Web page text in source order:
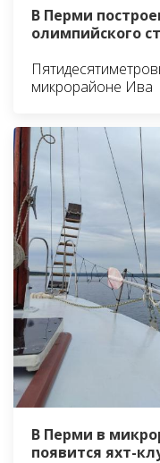
В Перми
олимпийского
микрорайоне Ива
В Перми в
появится яхт-